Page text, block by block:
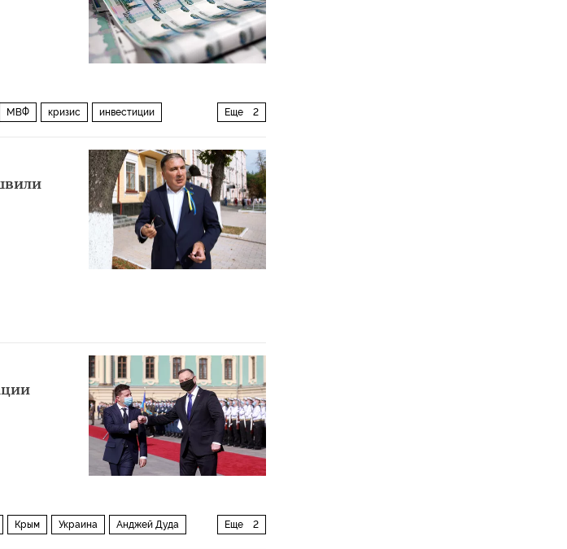
Еще 2
МВФ кризис инвестиции
Еще 2
Крым Украина Анджей Дуда